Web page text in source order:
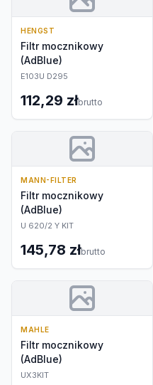
HENGST
Filtr mocznikowy
(AdBlue)
E103U D295
112,29 złbrutto
MANN-FILTER
Filtr mocznikowy
(AdBlue)
U 620/2 Y KIT
145,78 złbrutto
MAHLE
Filtr mocznikowy
(AdBlue)
UX3KIT